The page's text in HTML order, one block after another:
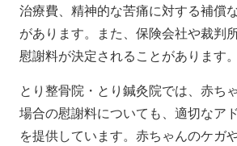
治療費、精神的な苦痛に対する補償
があります。また、保険会社や裁判
慰謝料が決定されることがあります。
とり整骨院・とり鍼灸院では、赤ち
場合の慰謝料についても、適切なア
を提供しています。赤ちゃんのケガ